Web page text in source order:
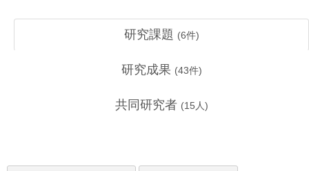
研究課題 (6件)
研究成果 (43件)
共同研究者 (15 人)